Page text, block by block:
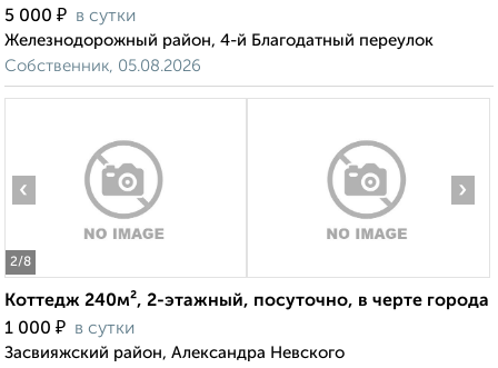
5 000 ₽ в сутки
Железнодорожный район, 4-й Благодатный переулок
Собственник, 05.08.2026
2/8
‹ ›
Коттедж 240м², 2-этажный, посуточно, в черте города
1 000 ₽ в сутки
Засвияжский район, Александра Невского